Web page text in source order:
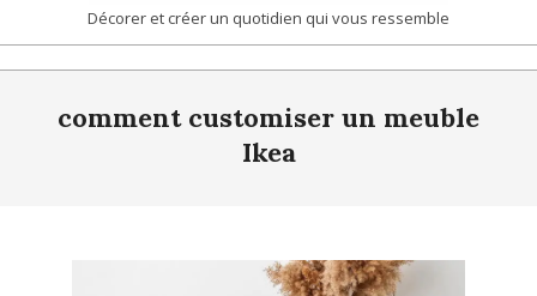
COCON
|
DÉCORATION
Décorer et créer un quotidien qui vous ressemble
Navigationcomment customiser un meuble
Ikea